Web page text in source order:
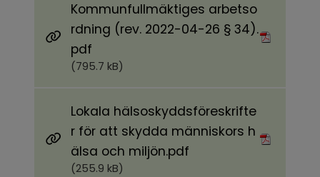
Kommunfullmäktiges arbetso
rdning (rev. 2022-04-26 § 34).
pdf
(795.7 kB)
Lokala hälsoskyddsföreskrifte
r för att skydda människors h
älsa och miljön.pdf
(255.9 kB)